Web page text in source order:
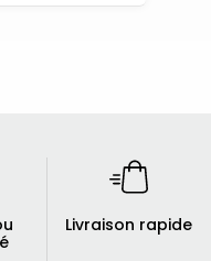
Livraison rapide